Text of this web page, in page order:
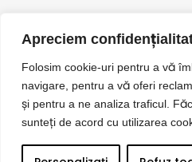
Apreciem
Folosim cookie-uri pentru a vă
navigare, pentru a vă oferi
și pentru a ne analiza traficul.
sunteți de acord cu utilizarea